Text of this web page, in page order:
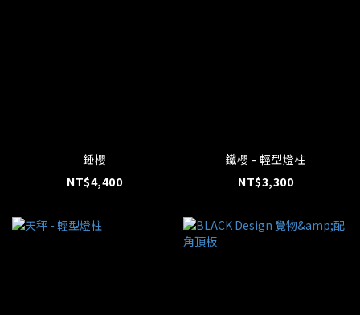
錘櫻
NT$4,400
鐵櫻 - 輕型燈柱
NT$3,300